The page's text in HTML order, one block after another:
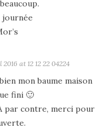
journée
at 12 12 22 04224
mon baume maison
fini 🙂
par contre, merci pour